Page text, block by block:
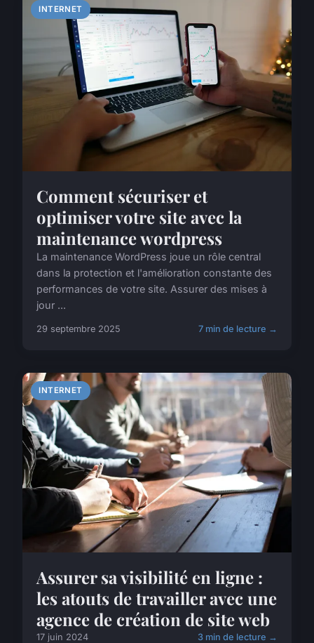
INTERNET
Comment sécuriser et
optimiser votre site avec la
maintenance wordpress
La maintenance WordPress joue un rôle central
dans la protection et l'amélioration constante des
performances de votre site. Assurer des mises à
jour ...
29 septembre 2025 7 min de lecture →
INTERNET
Assurer sa visibilité en ligne :
les atouts de travailler avec une
agence de création de site web
17 juin 2024 3 min de lecture →